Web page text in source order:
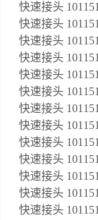
快速接头
快速接头
快速接头
快速接头
快速接头
快速接头
快速接头
快速接头
快速接头
快速接头
快速接头
快速接头
快速接头